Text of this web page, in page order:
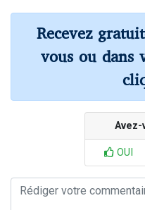
Recevez
vous ou dans
Avez-
OUI